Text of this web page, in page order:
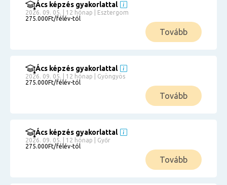
Ács képzés gyakorlattal
2026. 09. 05. | 12 hónap | Esztergom
275.000Ft/félév-tól
Tovább
Ács képzés gyakorlattal
2026. 09. 05. | 12 hónap | Gyöngyös
275.000Ft/félév-tól
Tovább
Ács képzés gyakorlattal
2026. 09. 05. | 12 hónap | Győr
275.000Ft/félév-tól
Tovább